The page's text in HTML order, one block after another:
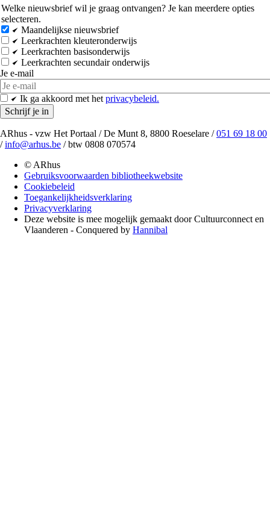
Welke nieuwsbrief wil je graag ontvangen? Je kan meerdere opties
selecteren.
Maandelijkse nieuwsbrief
Leerkrachten kleuteronderwijs
Leerkrachten basisonderwijs
Leerkrachten secundair onderwijs
Je e-mail
Ik ga akkoord met hetprivacybeleid.
ARhus - vzw Het Portaal / De Munt 8, 8800 Roeselare /051 69 18 00
/info@arhus.be / btw 0808 070574
© ARhus
Gebruiksvoorwaarden bibliotheekwebsite
Cookiebeleid
Toegankelijkheidsverklaring
Privacyverklaring
Deze website is mee mogelijk gemaakt door Cultuurconnect en
Vlaanderen - Conquered by Hannibal